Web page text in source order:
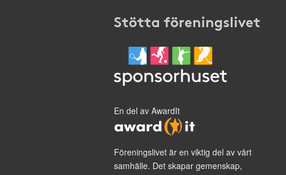
Stötta föreningslivet
En del av AwardIt
Föreningslivet är en viktig del av vårt
samhälle. Det skapar gemenskap,